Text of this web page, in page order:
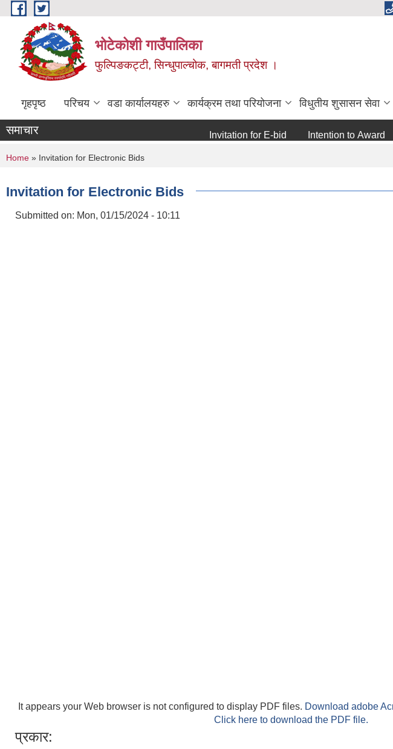
Skip to main content
भोटेकोशी गाउँपालिका
फुल्पिङकट्टी, सिन्धुपाल्चोक, बागमती प्रदेश ।
गृहपृष्ठ परिचय वडा कार्यालयहरु कार्यक्रम तथा परियोजना विधुतीय शुसासन सेवा
समाचार Invitation for E-bid Intention to Award
You are here
Home » Invitation for Electronic Bids
Invitation for Electronic Bids
Submitted on: Mon, 01/15/2024 - 10:11
It appears your Web browser is not configured to display PDF files. Download adobe
Click here to download the PDF file.
प्रकार: